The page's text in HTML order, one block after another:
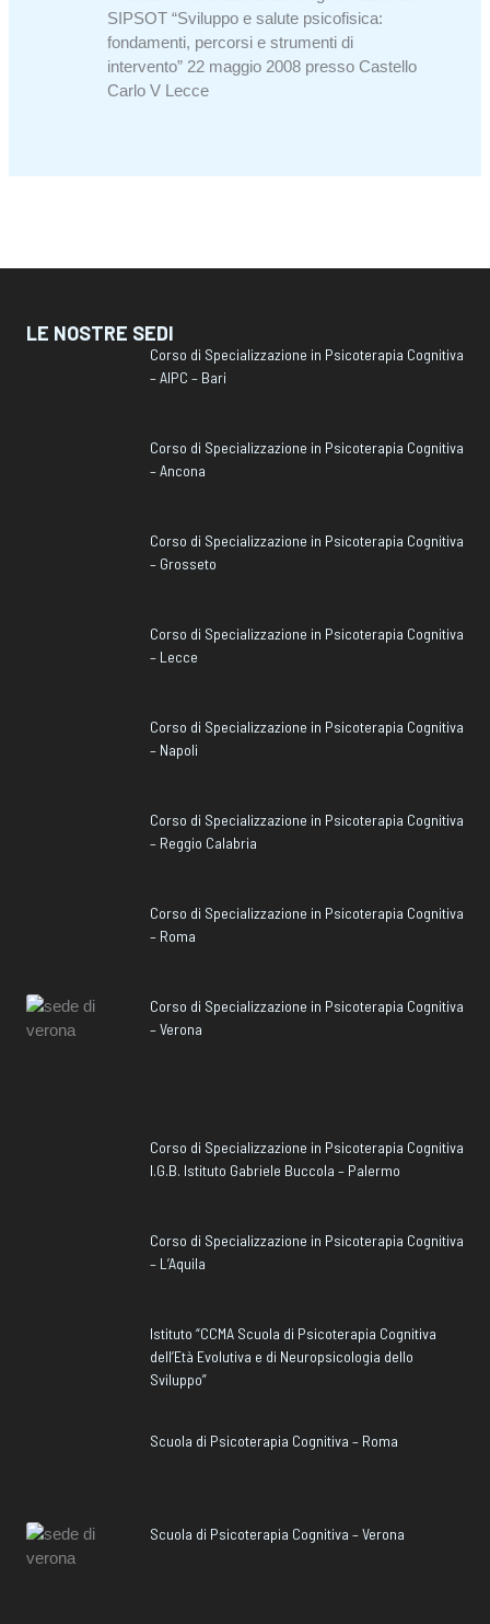
SIPSOT “Sviluppo e salute psicofisica:
fondamenti, percorsi e strumenti di
intervento” 22 maggio 2008 presso Castello
Carlo V Lecce
LE NOSTRE SEDI
Corso di Specializzazione in Psicoterapia Cognitiva
– AIPC – Bari
Corso di Specializzazione in Psicoterapia Cognitiva
– Ancona
Corso di Specializzazione in Psicoterapia Cognitiva
– Grosseto
Corso di Specializzazione in Psicoterapia Cognitiva
– Lecce
Corso di Specializzazione in Psicoterapia Cognitiva
– Napoli
Corso di Specializzazione in Psicoterapia Cognitiva
– Reggio Calabria
Corso di Specializzazione in Psicoterapia Cognitiva
– Roma
Corso di Specializzazione in Psicoterapia Cognitiva
– Verona
Corso di Specializzazione in Psicoterapia Cognitiva
I.G.B. Istituto Gabriele Buccola – Palermo
Corso di Specializzazione in Psicoterapia Cognitiva
– L’Aquila
Istituto “CCMA Scuola di Psicoterapia Cognitiva
dell’Età Evolutiva e di Neuropsicologia dello
Sviluppo”
Scuola di Psicoterapia Cognitiva – Roma
Scuola di Psicoterapia Cognitiva – Verona